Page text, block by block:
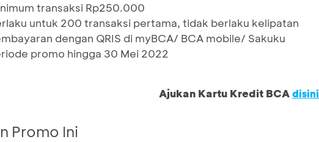
transaksi Rp250.000
untuk 200 transaksi pertama, tidak berlaku kelipatan
dengan QRIS di myBCA/ BCA mobile/ Sakuku
promo hingga 30 Mei 2022
Ajukan Kartu Kredit BCAdisini
Promo Ini